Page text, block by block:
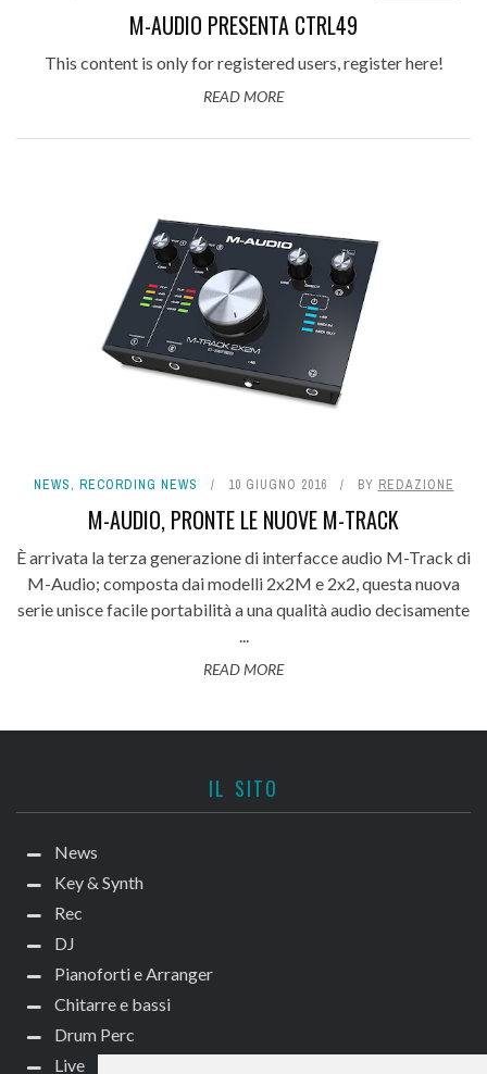
M-AUDIO PRESENTA CTRL49
This content is only for registered users, register here!
READ MORE
NEWS, RECORDING NEWS 10 GIUGNO 2016 BY REDAZIONE
M-AUDIO, PRONTE LE NUOVE M-TRACK
È arrivata la terza generazione di interfacce audio M-Track di
M-Audio; composta dai modelli 2x2M e 2x2, questa nuova
serie unisce facile portabilità a una qualità audio decisamente
...
READ MORE
IL SITO
News
Key & Synth
Rec
DJ
Pianoforti e Arranger
Chitarre e bassi
Drum Perc
Live